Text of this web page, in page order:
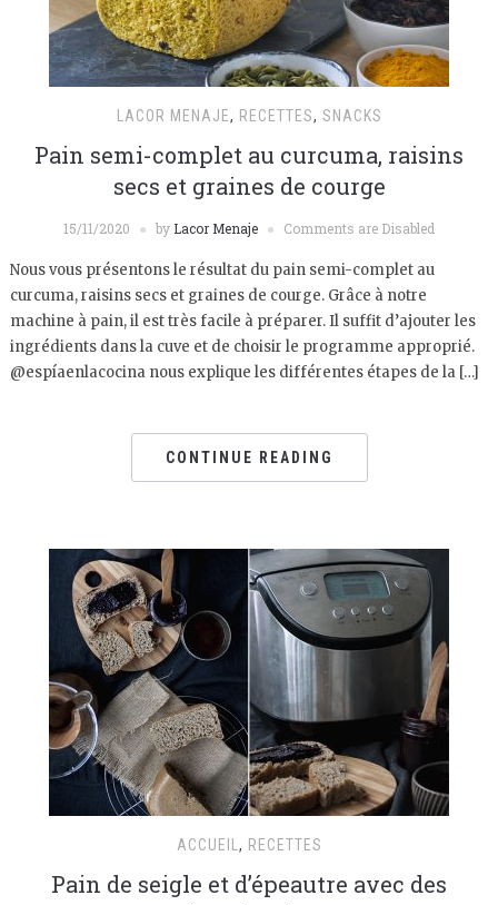
LACOR MENAJE, RECETTES, SNACKS
Pain semi-complet au curcuma, raisins
secs et graines de courge
15/11/2020 by Lacor Menaje Comments are Disabled
Nous vous présentons le résultat du pain semi-complet au
curcuma, raisins secs et graines de courge. Grâce à notre
machine à pain, il est très facile à préparer. Il suffit d’ajouter les
ingrédients dans la cuve et de choisir le programme approprié.
@espíaenlacocina nous explique les différentes étapes de la […]
CONTINUE READING
ACCUEIL , RECETTES
Pain de seigle et d’épeautre avec des